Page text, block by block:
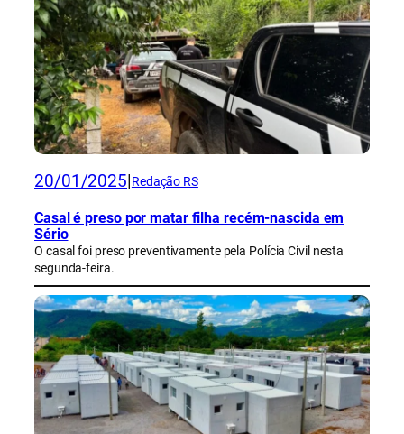
20/01/2025 Redação RS
Casal é preso por matar filha recém-nascida em
Sério
O casal foi preso preventivamente pela Polícia Civil nesta
segunda-feira.